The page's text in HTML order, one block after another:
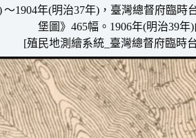
〜1904年(明治37年)，臺灣總督府臨
堡圖》465幅。1906年(明治39
[殖民地測繪系統_臺灣總督府臨時